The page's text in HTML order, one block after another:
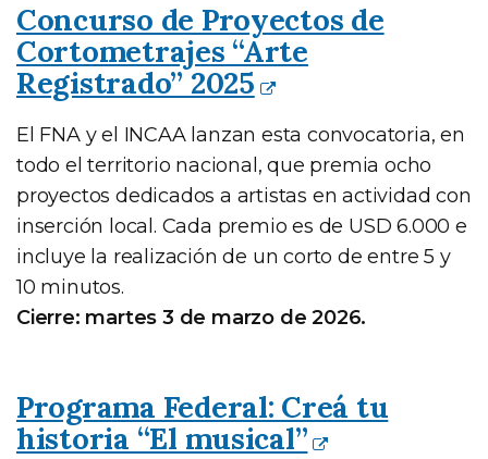
Concurso de Proyectos de
Cortometrajes “Arte
Registrado” 2025
El FNA y el INCAA lanzan esta convocatoria, en
todo el territorio nacional, que premia ocho
proyectos dedicados a artistas en actividad con
inserción local. Cada premio es de USD 6.000 e
incluye la realización de un corto de entre 5 y
10 minutos.
Cierre: martes 3 de marzo de 2026.
Programa Federal: Creá tu
historia “El musical”